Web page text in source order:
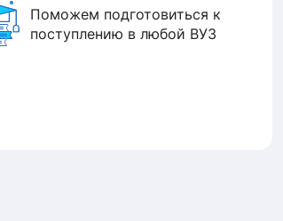
Поможем подготовиться к
поступлению в любой ВУЗ